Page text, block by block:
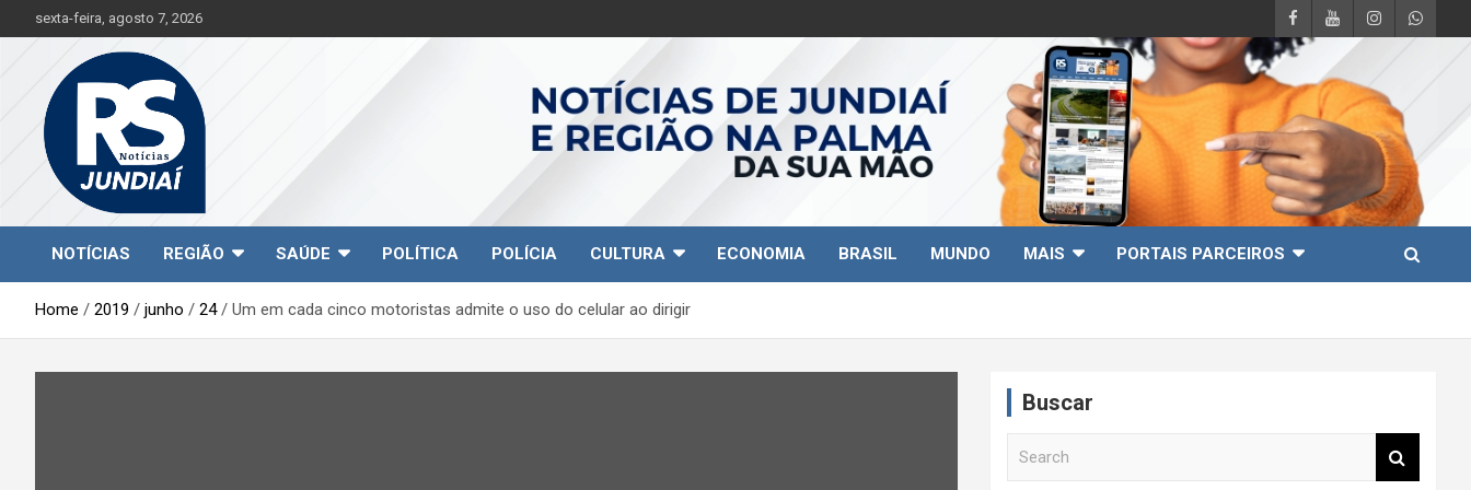
k
t
sexta-feira, agosto 7, 2026
RS Notícias Jundiaí
Jundiaí e região na palma da sua mão!
NOTÍCIAS
REGIÃO SAÚDE POLÍTICA POLÍCIA CULTURA ECONOMIA BRASIL MUNDO MAIS PORTAIS PARCEIROS
Home 2019 junho 24 Um em cada cinco motoristas admite o uso do celular ao dirigir
Buscar